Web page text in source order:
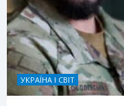
УКРАЇНА І СВІТ